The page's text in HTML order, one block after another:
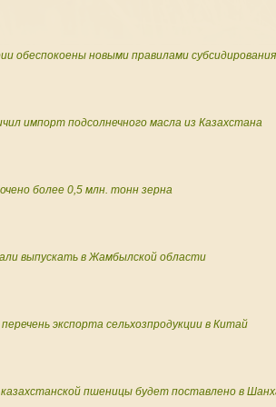
обеспокоены новыми правилами
импорт подсолнечного масла из Казахстана
более 0,5 млн. тонн зерна
выпускать в Жамбылской области
экспорта сельхозпродукции в Китай
пшеницы будет поставлено в